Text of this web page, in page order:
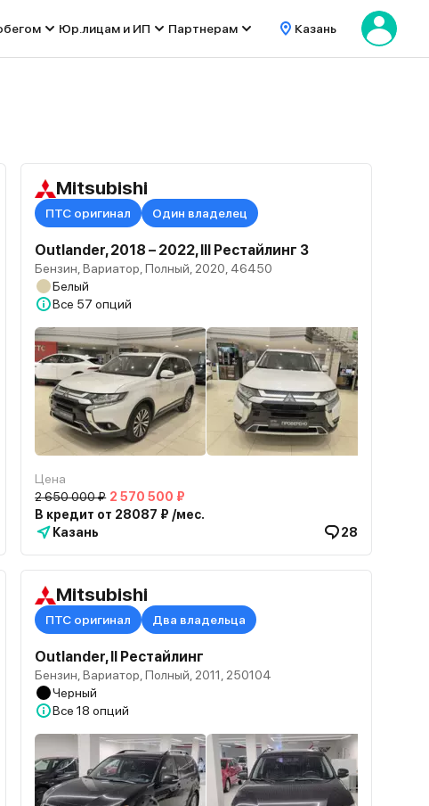
Юр.лицам и ИП Партнерам Казань
Mitsubishi
ПТС оригинал Один владелец
Outlander, 2018 – 2022, III Рестайлинг 3
Бензин, Вариатор, Полный, 2020, 46450
Белый
Все 57 опций
Цена
2 650 000 ₽ 2 570 500 ₽
В кредит от 28087 ₽ /мес.
Казань
28
Mitsubishi
ПТС оригинал Два владельца
Outlander, II Рестайлинг
Бензин, Вариатор, Полный, 2011, 250104
Черный
Все18 опций